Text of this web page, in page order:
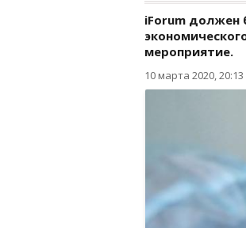
iForum должен
мероприятие.
10 марта 2020, 20:13